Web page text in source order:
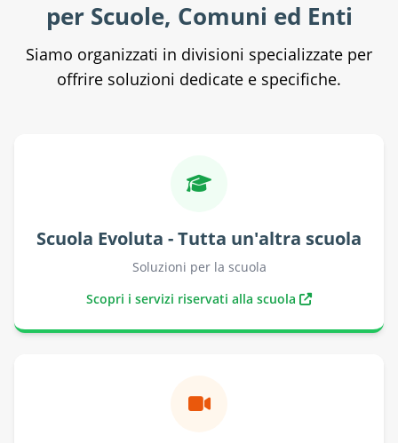
per Scuole, Comuni ed Enti
Siamo organizzati in divisioni specializzate per
offrire soluzioni dedicate e specifiche.
Scuola Evoluta - Tutta un'altra scuola
Soluzioni per la scuola
Scopri i servizi riservati alla scuola